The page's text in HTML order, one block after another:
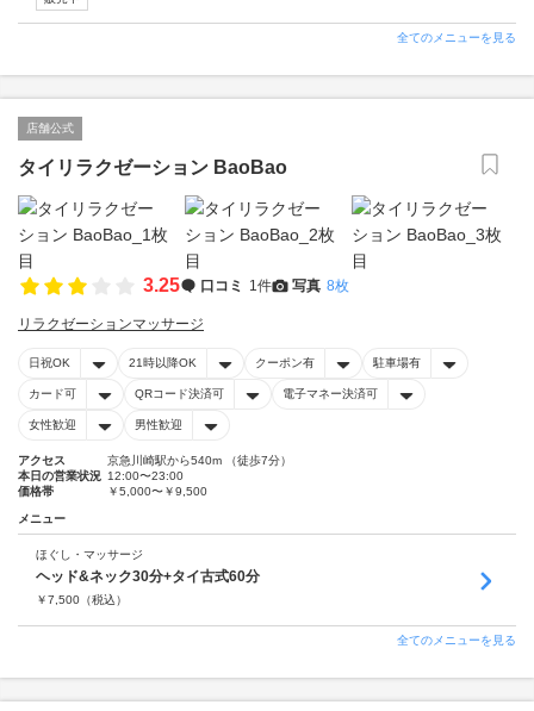
全てのメニューを見る
店舗公式
タイリラクゼーション BaoBao
3.25 口コミ 1件 写真 8枚
リラクゼーションマッサージ
日祝OK 21時以降OK クーポン有 駐車場有
カード可 QRコード決済可 電子マネー決済可
女性歓迎 男性歓迎
アクセス
京急川崎駅から540m （徒歩7分）
本日の営業状況 12:00〜23:00
価格帯
￥5,000〜￥9,500
メニュー
ほぐし・マッサージ
ヘッド&ネック30分+タイ古式60分
￥7,500 （税込）
全てのメニューを見る